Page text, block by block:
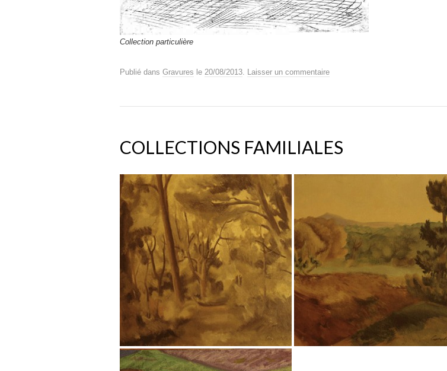
Collection particulière
Publié dans Gravures le 20/08/2013. Laisser un commentaire
COLLECTIONS FAMILIALES